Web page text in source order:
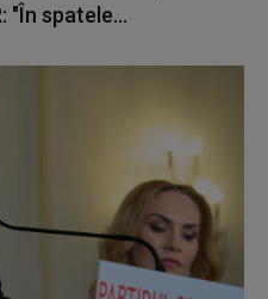
"În spatele...